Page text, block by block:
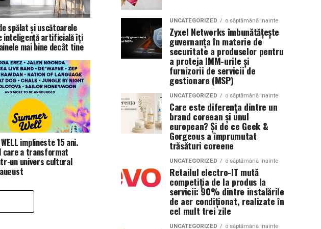
spălat și uscătoarele
inteligență artificială îți
mai bine decât tine
WELL implineste 15 ani.
care a transformat
un univers cultural
UNCATEGORIZED o săptămână inainte
Zyxel Networks îmbunătățește
guvernanța în materie de
securitate a produselor pentru
a proteja IMM-urile și
furnizorii de servicii de
gestionare (MSP)
UNCATEGORIZED o săptămână inainte
Care este diferența dintre un
brand coreean și unul
european? Și de ce Geek &
Gorgeous a împrumutat
trăsături coreene
UNCATEGORIZED o săptămână inainte
Retailul electro-IT mută
competiția de la produs la
servicii: 90% dintre instalările
de aer condiționat, realizate în
cel mult trei zile
UNCATEGORIZED o săptămână inainte